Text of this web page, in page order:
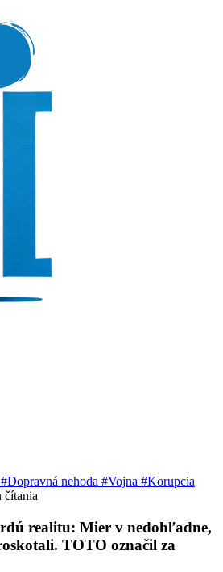
#Dopravná nehoda #Vojna #Korupcia
čítania
realitu: Mier v nedohľadne,
TOTO označil za